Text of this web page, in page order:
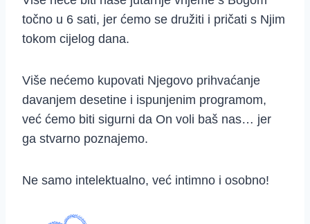
točno u 6 sati, jer ćemo se družiti i pričati s Njim
tokom cijelog dana.
Više nećemo kupovati Njegovo prihvaćanje
davanjem desetine i ispunjenim programom,
već ćemo biti sigurni da On voli baš nas… jer
ga stvarno poznajemo.
Ne samo intelektualno, već intimno i osobno!